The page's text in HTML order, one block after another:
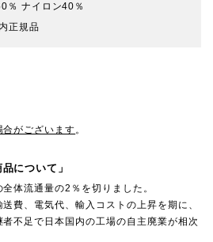
％ ナイロン40％
正規品
がございます。
について」
体流通量の2％を切りました。
費、電気代、輸入コストの上昇を期に、
不足で日本国内の工場の自主廃業が相次